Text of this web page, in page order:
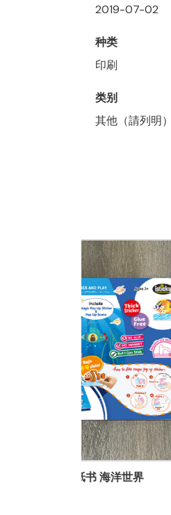
2019-07-02
种类
印刷
类别
其他（請列明）
立体场境游